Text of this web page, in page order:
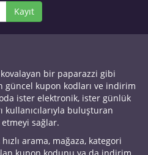
Kayıt
bir paparazzi gibi
güncel kupon kodları ve indirim
ister elektronik, ister günlük
buluşturan
sağlar.
arama, mağaza, kategori